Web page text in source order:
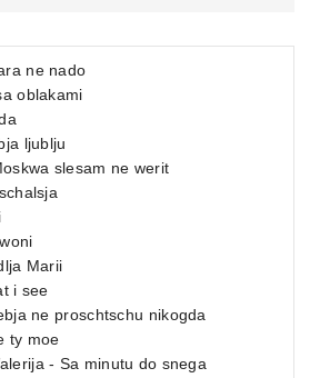
ne nado
oblakami
ljublju
slesam ne werit
Marii
i see
ne proschtschu nikogda
ty moe
- Sa minutu do snega